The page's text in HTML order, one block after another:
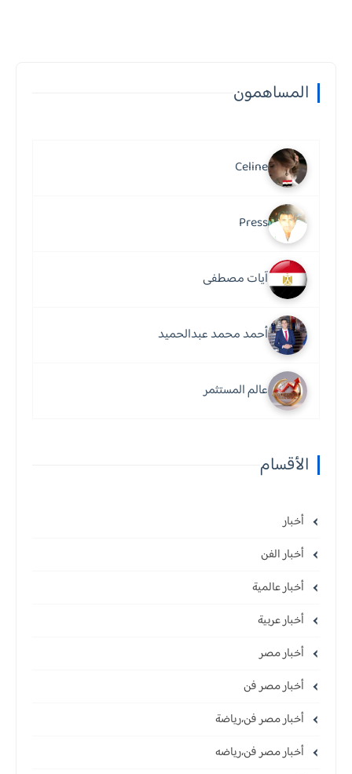
المساهمون
Celine
Press
آيات مصطفى
أحمد محمد عبدالحميد
عالم المستثمر
الأقسام
أخبار
أخبار الفن
أخبار عالمية
أخبار عربية
أخبار مصر
أخبار مصر فن
أخبار مصر فن،رياضة
أخبار مصر فن،رياضه